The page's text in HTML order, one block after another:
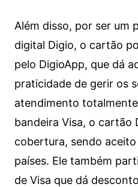
Além disso, por ser um
digital Digio, o cartão
pelo DigioApp, que dá
praticidade de gerir os
atendimento
bandeira Visa, o cartão
cobertura, sendo
países. Ele também
de Visa que dá